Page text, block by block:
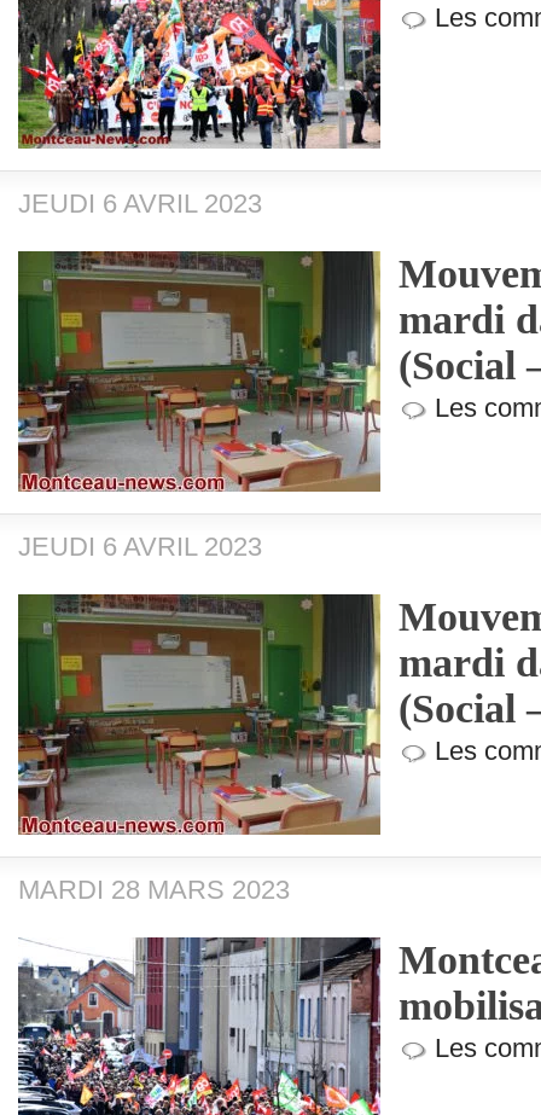
Les
JEUDI 6 AVRIL 2023
mardi
(Social
Les
JEUDI 6 AVRIL 2023
mardi
(Social
Les
MARDI 28 MARS 2023
Les